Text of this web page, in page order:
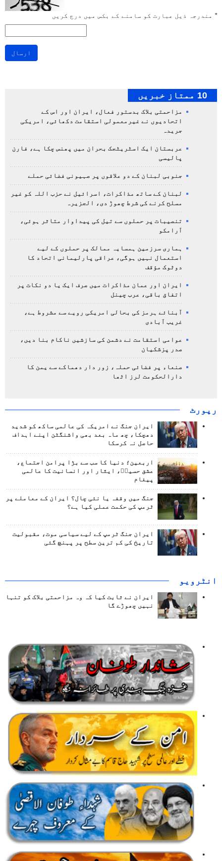
* مندرجہ ذیل عبارت کو سامنے کے بکس میں درج کریں
ارسال
10 ممتاز خبریں
مزاحمتی بلاک بدستور فعال، ایران اور اس کے
اتحادیوں نے غیرمعمولی استقامت دکھائی، امریکی
جریدہ
عربستان ایک اسٹریٹجک بحران میں پھنس چکا ہے، فارن
پالیسی
جنوبی لبنان کے دو علاقوں پر صہیونی فضائی حملے
لبنان کے ساتھ مذاکرات، اسرائیل نے حزب اللہ کو غیر
مسلح کرنے کی شرط چھوڑ دی، الجزیرہ
تنصیبات پر حملوں سے تیل کی پیداوار متاثر ہوئی،
آرامکو
ہماری سرزمین ہمسایہ ممالک پر حملوں کے لیے
استعمال نہیں ہوگی، عراقی پارلیمانی اتحاد کا
دوٹوک مؤقف
ایران اور عمان مذاکرات میں صرف ایک یا دو نکات پر
اتفاق باقی، عرب چینل
آبنائے ہرمز کی بحالی امریکی رویے سے مشروط ہے،
غریب آبادی
عوامی استقامت نے دشمن کی سازشیں ناکام بنا دیں،
صدر پزشکیان
صنعاء پر فضائی حملہ، زور دار دھماکے سے یمن کا
دارالحکومت لرز اٹھا
رپورٹ
ایران جنگ نے امریکہ کی عالمی ساکھ کو شدید
دھچکا، چھ ماہ بعد بھی واشنگٹن اپنے اہداف
حاصل نہ کرسکا
اربعین؛ دنیا کا سب سے بڑا پرامن اجتماع،
عشق حسینؑ، ایثار اور انسانیت کا عالمی
پیغام
جنگ میں وقفہ یا نئی چال؟ ایران کے معاملے پر
ٹرمپ کی حکمت عملی کیا ہے؟
ایران جنگ ٹرمپ کے لیے سیاسی موت، مقبولیت
تاریخ کی کم ترین سطح پر پہنچ گئی
انٹرويو
ایران نے ثابت کیا کہ وہ مزاحمتی بلاک کو تنہا
نہیں چھوڑے گا